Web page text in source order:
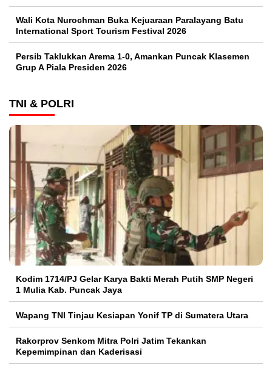
Wali Kota Nurochman Buka Kejuaraan Paralayang Batu
International Sport Tourism Festival 2026
Persib Taklukkan Arema 1-0, Amankan Puncak Klasemen
Grup A Piala Presiden 2026
TNI & POLRI
Kodim 1714/PJ Gelar Karya Bakti Merah Putih SMP Negeri
1 Mulia Kab. Puncak Jaya
Wapang TNI Tinjau Kesiapan Yonif TP di Sumatera Utara
Rakorprov Senkom Mitra Polri Jatim Tekankan
Kepemimpinan dan Kaderisasi